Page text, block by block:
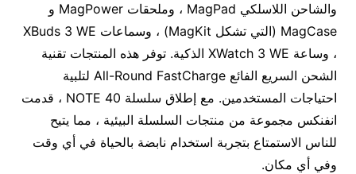
والشاحن اللاسلكي MagPad ، وملحقات MagPower و
MagCase (التي تشكل MagKit) ، وسماعات XBuds 3 WE
، وساعة XWatch 3 WE الذكية. توفر هذه المنتجات تقنية
الشحن السريع الفائع All-Round FastCharge لتلبية
احتياجات المستخدمين. مع إطلاق سلسلة NOTE 40 ، قدمت
انفنكس مجموعة من منتجات السلسلة البيئية ، مما يتيح
للناس الاستمتاع بتجربة استخدام نابضة بالحياة في أي وقت
وفي أي مكان.